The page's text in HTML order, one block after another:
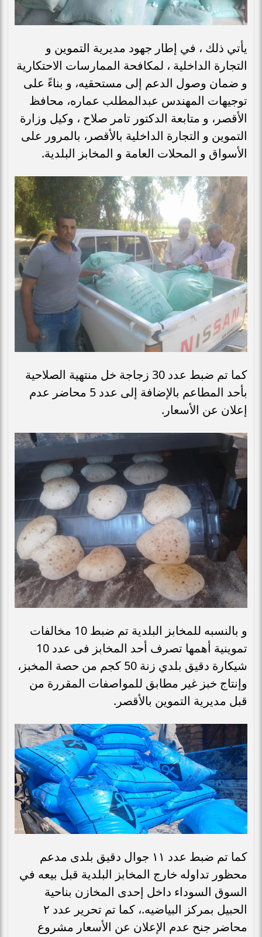
يأتي ذلك ، في إطار جهود مديرية التموين و
التجارة الداخلية ، لمكافحة الممارسات الاحتكارية
و ضمان وصول الدعم إلى مستحقيه، و بناءً على
توجيهات المهندس عبدالمطلب عماره، محافظ
الأقصر، و متابعة الدكتور تامر صلاح ، وكيل وزارة
التموين و التجارة الداخلية بالأقصر، بالمرور على
الأسواق و المحلات العامة و المخابز البلدية.
كما تم ضبط عدد 30 زجاجة خل منتهية الصلاحية
بأحد المطاعم بالإضافة إلى عدد 5 محاضر عدم
إعلان عن الأسعار.
و بالنسبه للمخابز البلدية تم ضبط 10 مخالفات
تموينية أهمها تصرف أحد المخابز فى عدد 10
شيكارة دقيق بلدي زنة 50 كجم من حصة المخبز،
وإنتاج خبز غير مطابق للمواصفات المقررة من
قبل مديرية التموين بالأقصر.
كما تم ضبط عدد ١١ جوال دقيق بلدى مدعم
محظور تداوله خارج المخابز البلدية قبل بيعه في
السوق السوداء داخل إحدى المخازن بناحية
الحبيل بمركز البياضيه.، كما تم تحرير عدد ٢
محاضر جنح عدم الإعلان عن الأسعار مشروع